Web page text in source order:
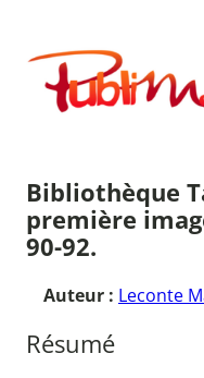
contenu
Publimath
Bibliothèque
première
90-92.
Auteur : Leconte
Résumé